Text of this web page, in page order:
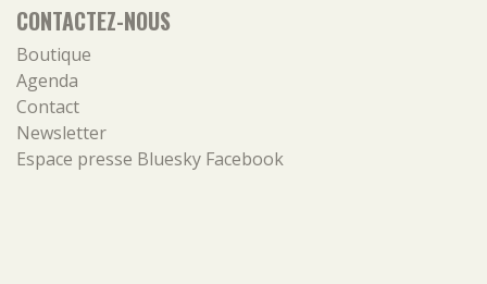
CONTACTEZ-NOUS
Boutique
Agenda
Contact
Newsletter
Espace presse Bluesky Facebook